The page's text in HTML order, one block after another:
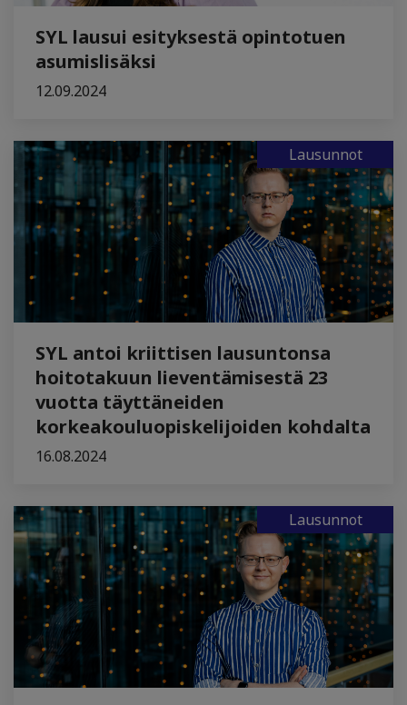
SYL lausui esityksestä opintotuen
asumislisäksi
12.09.2024
Lausunnot
SYL antoi kriittisen lausuntonsa
hoitotakuun lieventämisestä 23
vuotta täyttäneiden
korkeakouluopiskelijoiden kohdalta
16.08.2024
Lausunnot